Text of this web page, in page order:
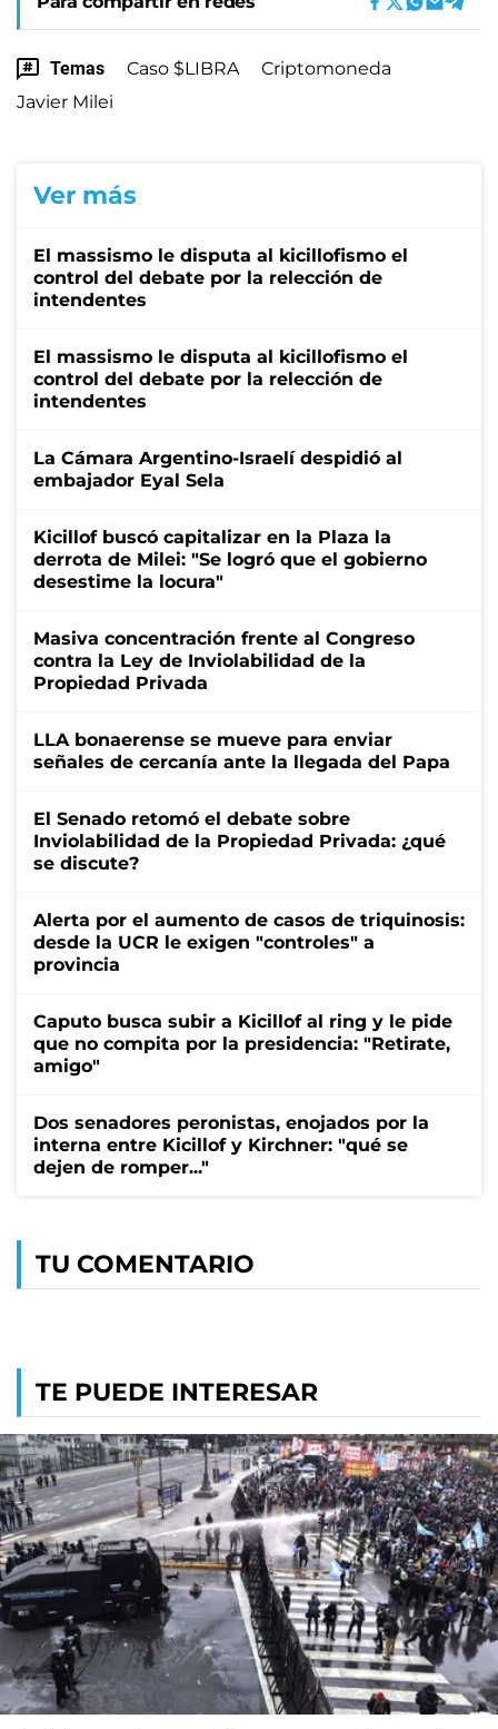
Temas Caso $LIBRA
Criptomoneda
Javier Milei
Ver más
El massismo le disputa al kicillofismo el
control del debate por la relección de
intendentes
El massismo le disputa al kicillofismo el
control del debate por la relección de
intendentes
La Cámara Argentino-Israelí despidió al
embajador Eyal Sela
Kicillof buscó capitalizar en la Plaza la
derrota de Milei: "Se logró que el gobierno
desestime la locura"
Masiva concentración frente al Congreso
contra la Ley de Inviolabilidad de la
Propiedad Privada
LLA bonaerense se mueve para enviar
señales de cercanía ante la llegada del Papa
El Senado retomó el debate sobre
Inviolabilidad de la Propiedad Privada: ¿qué
se discute?
Alerta por el aumento de casos de triquinosis:
desde la UCR le exigen "controles" a
provincia
Caputo busca subir a Kicillof al ring y le pide
que no compita por la presidencia: "Retirate,
amigo"
Dos senadores peronistas, enojados por la
interna entre Kicillof y Kirchner: "qué se
dejen de romper..."
TU COMENTARIO
TE PUEDE INTERESAR